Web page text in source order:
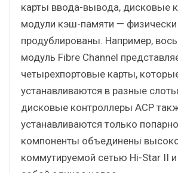
карты ввода-вывода, дисковые
модули кэш-памяти — физически
продублированы. Например,
модуль Fibre Channel
четырехпортовые карты,
устанавливаются в разные
дисковые контроллеры ACP
устанавливаются только
компоненты объединены
коммутируемой сетью Hi-Star II